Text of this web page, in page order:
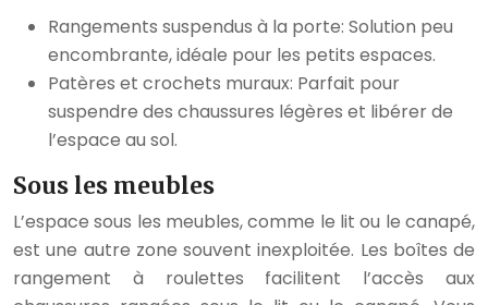
Rangements suspendus à la porte: Solution peu
encombrante, idéale pour les petits espaces.
Patères et crochets muraux: Parfait pour
suspendre des chaussures légères et libérer de
l’espace au sol.
Sous les meubles
L’espace sous les meubles, comme le lit ou le canapé,
est une autre zone souvent inexploitée. Les boîtes de
rangement à roulettes facilitent l’accès aux